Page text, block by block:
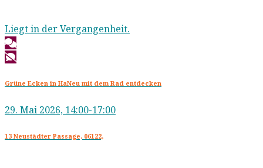
Liegt in der Vergangenheit.
Grüne Ecken in HaNeu mit dem Rad entdecken
29. Mai 2026, 14:00-17:00
13 Neustädter Passage, 06122,